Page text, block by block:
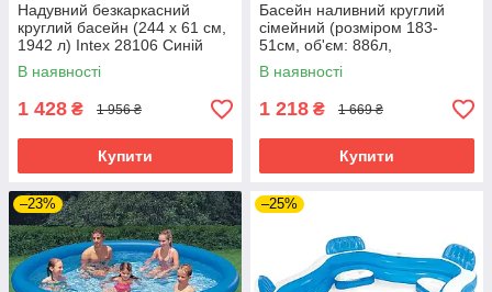
Надувний безкаркасний
круглий басейн (244 х 61 см,
1942 л) Intex 28106 Синій
В наявності
1 428 ₴ 1 956 ₴
Купити
Басейн наливний круглий
сімейний (розміром 183-
51см, об'єм: 886л,
ремкомплект) Intex 28101
В наявності
1 218 ₴ 1 669 ₴
Купити
–23% –25%